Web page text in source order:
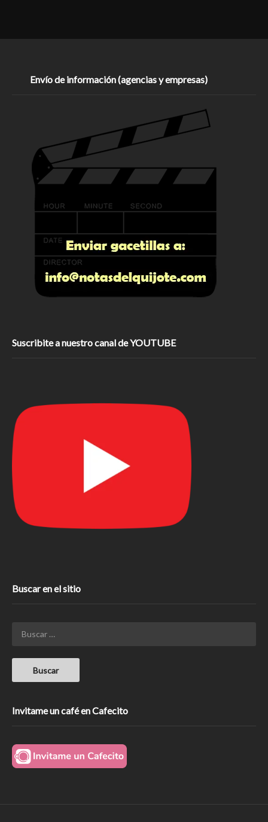
Envío de información (agencias y empresas)
Suscribite a nuestro canal de YOUTUBE
Buscar en el sitio
Invitame un café en Cafecito